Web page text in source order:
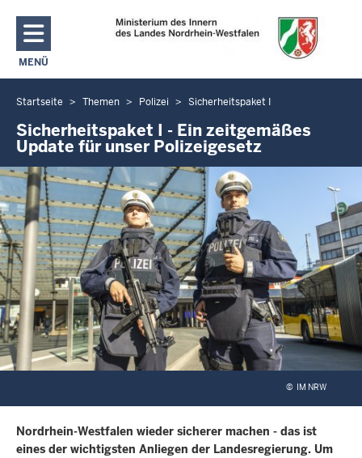
Direkt zum Inhalt
MENÜ
NAVIGATION AKTIVIEREN/DEAKTIVIEREN: MAIN MENU
Sie
befinden
sich
hier
Startseite Themen Polizei Sicherheitspaket I
Sicherheitspaket I - Ein zeitgemäßes
Update für unser Polizeigesetz
© IM NRW
Nordrhein-Westfalen wieder sicherer machen - das ist
eines der wichtigsten Anliegen der Landesregierung. Um